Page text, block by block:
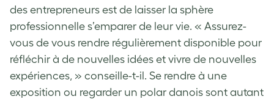
des entrepreneurs est de laisser la sphère
professionnelle s’emparer de leur vie. « Assurez-
vous de vous rendre régulièrement disponible pour
réfléchir à de nouvelles idées et vivre de nouvelles
expériences, » conseille-t-il. Se rendre à une
exposition ou regarder un polar danois sont autant